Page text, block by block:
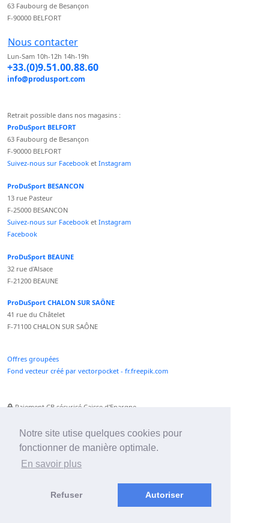
Notre site utise quelques cookies pour
fonctionner de manière optimale.
En savoir plus
Refuser Autoriser
63 Faubourg de Besançon
F-90000 BELFORT
Nous contacter
Lun-Sam 10h-12h 14h-19h
+33.(0)9.51.00.88.60
info@produsport.com
Retrait possible dans nos magasins :
ProDuSport BELFORT
63 Faubourg de Besançon
F-90000 BELFORT
Suivez-nous sur Facebook et Instagram
ProDuSport BESANCON
13 rue Pasteur
F-25000 BESANCON
Suivez-nous sur Facebook et Instagram
Facebook
ProDuSport BEAUNE
32 rue d'Alsace
F-21200 BEAUNE
ProDuSport CHALON SUR SAÔNE
41 rue du Châtelet
F-71100 CHALON SUR SAÔNE
Offres groupées
Fond vecteur créé par vectorpocket - fr.freepik.com
Paiement CB sécurisé Caisse d'Epargne
Paiement Paypal accepté